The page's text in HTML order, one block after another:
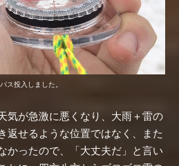
ス投入しました。
気が急激に悪くなり、大雨＋雷の
返せるような位置ではなく、また
かったので、「大丈夫だ」と言い